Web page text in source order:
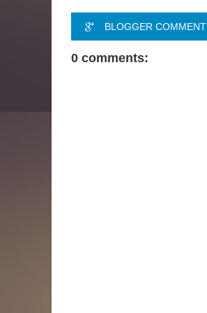
BLOGGER COMMENT
0 comments: